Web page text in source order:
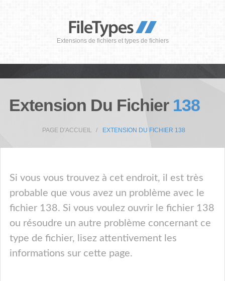
Extensions de fichiers et types de fichiers
Extension Du Fichier 138
PAGE D'ACCUEIL EXTENSION DU FICHIER 138
Si vous vous trouvez à cet endroit, il est très
probable que vous avez un problème avec le
fichier 138. Si vous voulez ouvrir le fichier 138
ou résoudre un autre problème concernant ce
type de fichier, lisez attentivement les
informations sur cette page.